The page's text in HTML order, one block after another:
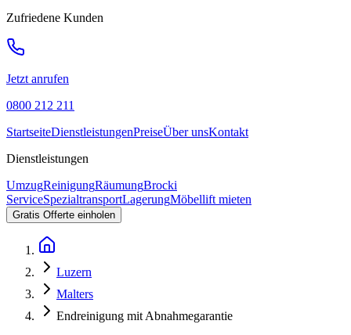
Zufriedene Kunden
Jetzt anrufen
0800 212 211
StartseiteDienstleistungenPreiseÜber unsKontakt
Dienstleistungen
UmzugReinigungRäumungBrocki
ServiceSpezialtransportLagerungMöbellift mieten
Gratis Offerte einholen
Luzern
Malters
Endreinigung mit Abnahmegarantie